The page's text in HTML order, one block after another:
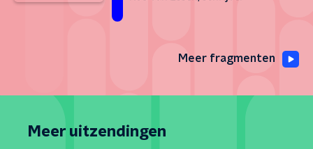
Meer fragmenten
Meer uitzendingen